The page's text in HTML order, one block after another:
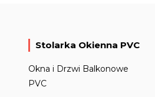
Stolarka Okienna PVC
Okna i Drzwi Balkonowe
PVC